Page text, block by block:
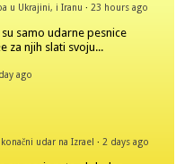
u Ukrajini, i Iranu · 23 hours ago
samo udarne pesnice
za njih slati svoju...
ago
udar na Izrael · 2 days ago